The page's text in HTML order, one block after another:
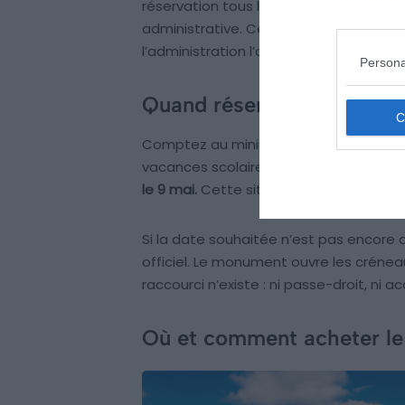
réservation tous les 6 mois par carte
administrative. Cette règle bloque
l’administration l’applique strictement.
Quand réserver
Comptez au minimum 3 à 4 mois
vacances scolaires.
le 9 mai. Cette situation ne constitue
Si la date souhaitée n’est pas
officiel. Le monument ouvre les
raccourci n’existe : ni passe-droit, ni
Où et comment acheter